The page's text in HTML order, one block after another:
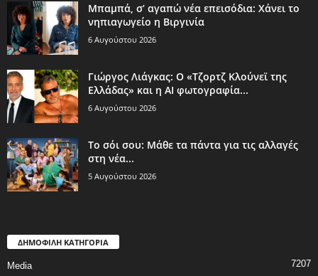
Μπαμπά, σ’ αγαπώ νέα επεισόδια: Χάνει το
νηπιαγωγείο η Βιργινία
6 Αυγούστου 2026
Γιώργος Λιάγκας: Ο «Τζορτζ Κλούνεϊ της
Ελλάδας» και η AI φωτογραφία...
6 Αυγούστου 2026
Το σόι σου: Μάθε τα πάντα για τις αλλαγές
στη νέα...
5 Αυγούστου 2026
ΔΗΜΟΦΙΛΗ ΚΑΤΗΓΟΡΙΑ
Media 7207